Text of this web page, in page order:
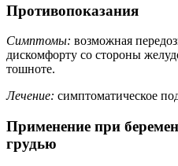
Противопоказания
Симптомы: возможная
дискомфорту со стороны
тошноте.
Лечение: симптоматическое
Применение при
грудью